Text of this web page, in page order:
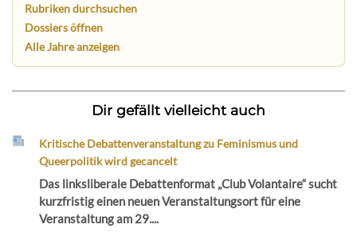
Rubriken durchsuchen
Dossiers öffnen
Alle Jahre anzeigen
Dir gefällt vielleicht auch
Kritische Debattenveranstaltung zu Feminismus und
Queerpolitik wird gecancelt
Das linksliberale Debattenformat „Club Volantaire“ sucht
kurzfristig einen neuen Veranstaltungsort für eine
Veranstaltung am 29....